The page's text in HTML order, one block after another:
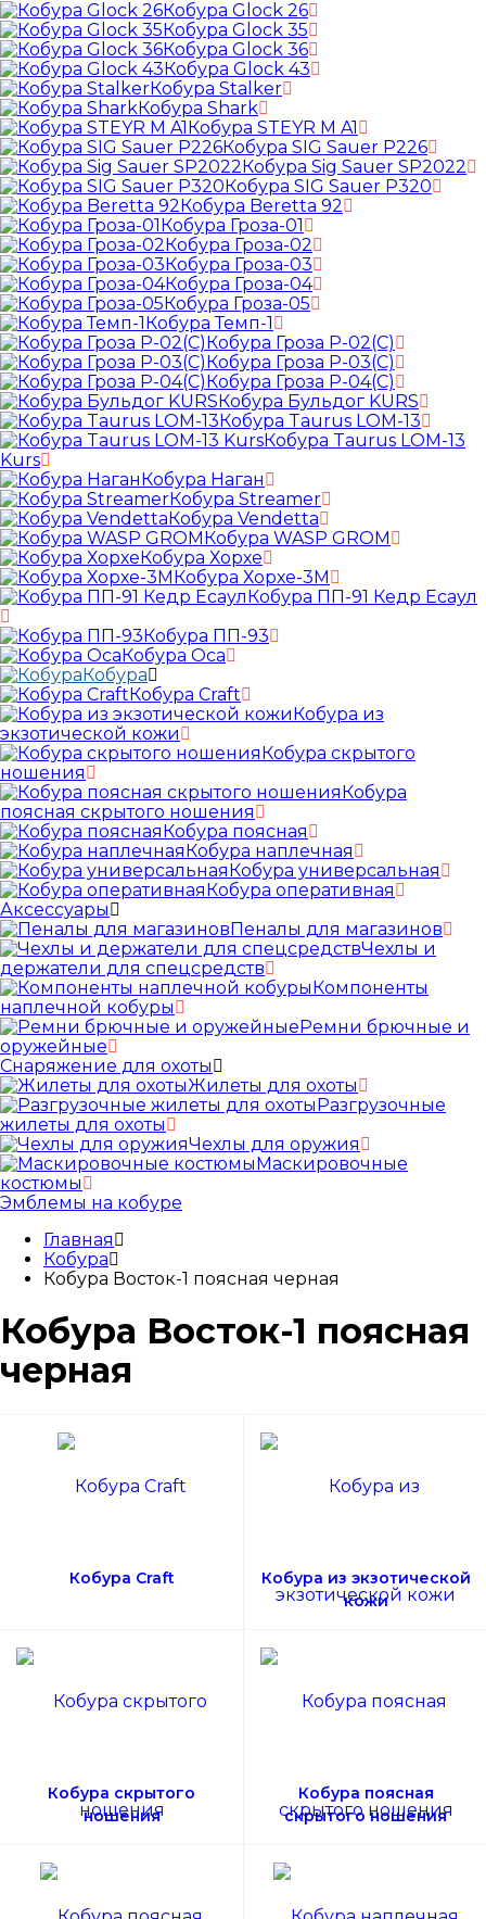
Кобура Glock 26
Кобура Glock 35
Кобура Glock 36
Кобура Glock 43
Кобура Stalker
Кобура Shark
Кобура STEYR M A1
Кобура SIG Sauer P226
Кобура Sig Sauer SP2022
Кобура SIG Sauer P320
Кобура Beretta 92
Кобура Гроза-01
Кобура Гроза-02
Кобура Гроза-03
Кобура Гроза-04
Кобура Гроза-05
Кобура Темп-1
Кобура Гроза Р-02(С)
Кобура Гроза Р-03(С)
Кобура Гроза Р-04(С)
Кобура Бульдог KURS
Кобура Taurus LOM-13
Кобура Taurus LOM-13
Kurs
Кобура Наган
Кобура Streamer
Кобура Vendetta
Кобура WASP GROM
Кобура Хорхе
Кобура Хорхе-3М
Кобура ПП-91 Кедр Есаул
Кобура ПП-93
Кобура Оса
Кобура
Кобура Craft
Кобура из
экзотической кожи
Кобура скрытого
ношения
Кобура
поясная скрытого ношения
Кобура поясная
Кобура наплечная
Кобура универсальная
Кобура оперативная
Аксессуары
Пеналы для магазинов
Чехлы и
держатели для спецсредств
Компоненты
наплечной кобуры
Ремни брючные и
оружейные
Снаряжение для охоты
Жилеты для охоты
Разгрузочные
жилеты для охоты
Чехлы для оружия
Маскировочные
костюмы
Эмблемы на кобуре
Главная
Кобура
Кобура Восток-1 поясная черная
Кобура Восток-1 поясная
черная
Кобура Craft
Кобура из экзотической
кожи
Кобура скрытого
ношения
Кобура поясная
скрытого ношения